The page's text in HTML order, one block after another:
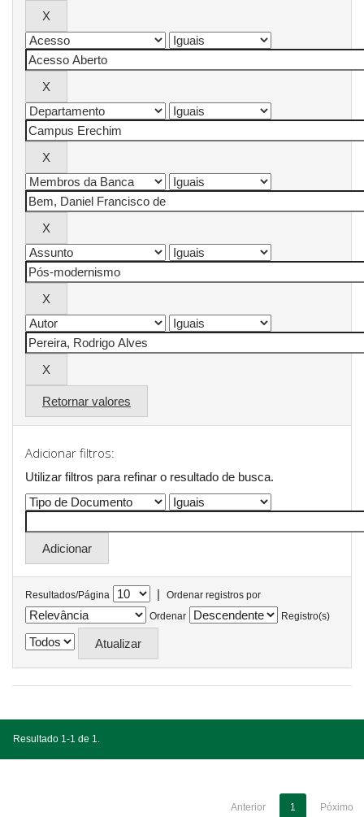
Retornar valores
Adicionar filtros:
Utilizar filtros para refinar o resultado de busca.
Resultados/Página |
Ordenar registros por
Ordenar
Registro(s)
Resultado 1-1 de 1.
Anterior 1 Póximo